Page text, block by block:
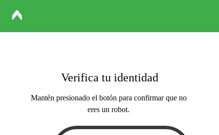
Verifica tu identidad
Mantén presionado el botón para confirmar que no
eres un robot.